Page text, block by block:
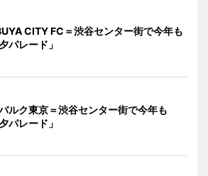
CITY FC＝渋谷センター街で今年も
パレード」
ルク東京＝渋谷センター街で今年も
パレード」